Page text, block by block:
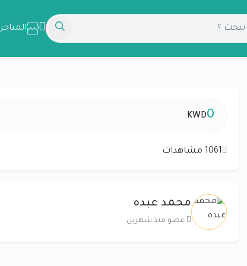
المتاجر
0
KWD
1061 مشاهدات
محمد عبده
عضو منذ شهرين